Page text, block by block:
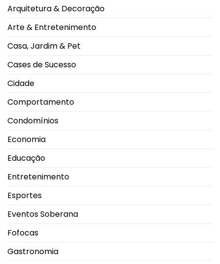
loja
Vinhedos
celebra
nova
da
marca
Arquitetura & Decoração
Arte & Entretenimento
Casa, Jardim & Pet
Cases de Sucesso
Cidade
Comportamento
Condomínios
Economia
Educação
Entretenimento
Esportes
Eventos Soberana
Fofocas
Gastronomia